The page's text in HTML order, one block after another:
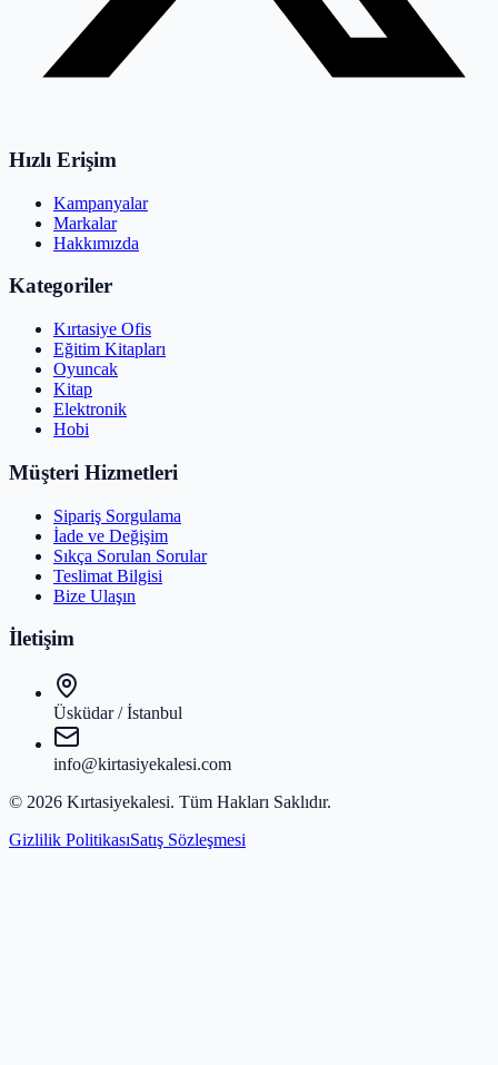
Hızlı Erişim
Kampanyalar
Markalar
Hakkımızda
Kategoriler
Kırtasiye Ofis
Eğitim Kitapları
Oyuncak
Kitap
Elektronik
Hobi
Müşteri Hizmetleri
Sipariş Sorgulama
İade ve Değişim
Sıkça Sorulan Sorular
Teslimat Bilgisi
Bize Ulaşın
İletişim
Üsküdar / İstanbul
info@kirtasiyekalesi.com
© 2026 Kırtasiyekalesi. Tüm Hakları Saklıdır.
Gizlilik PolitikasıSatış Sözleşmesi